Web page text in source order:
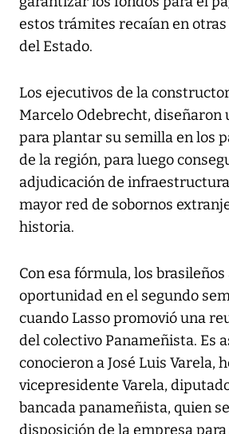
estos trámites recaían en
del Estado.
Los ejecutivos de la
Marcelo Odebrecht, diseñaron
para plantar su semilla en los
de la región, para luego
adjudicación de
mayor red de sobornos
historia.
Con esa fórmula, los
oportunidad en el segundo
cuando Lasso promovió una
del colectivo Panameñista. Es
conocieron a José Luis Varela,
vicepresidente Varela,
bancada panameñista, quien
disposición de la empresa